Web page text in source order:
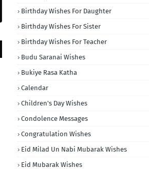
Birthday Wishes For Daughter
Birthday Wishes For Sister
Birthday Wishes For Teacher
Budu Saranai Wishes
Bukiye Rasa Katha
Calendar
Children's Day Wishes
Condolence Messages
Congratulation Wishes
Eid Milad Un Nabi Mubarak Wishes
Eid Mubarak Wishes